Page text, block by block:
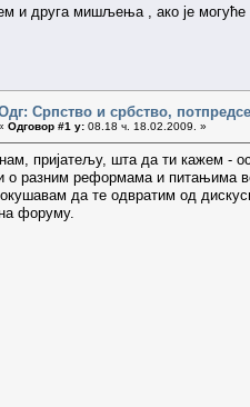
и друга мишљења , ако је
Српство и србство,
Одговор #1 у: 08.18 ч. 18.02.2009. »
пријатељу, шта да ти кажем -
о разним реформама и питањима
да те одвратим од
форуму.